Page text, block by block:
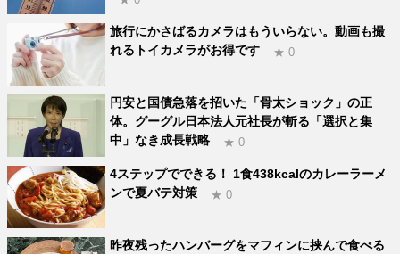
旅行にかさばるカメラはもういらない。動画も撮
れるトイカメラがお得です
★ 0
円安と国債急落を招いた「骨太ショック」の正
体。グーグル日本法人元社長が斬る「選択と集
中」なき成長戦略
★ 0
4ステップでできる！ 1食438kcalのカレーラーメ
ンで夏バテ対策
★ 0
昨夜残ったハンバーグをマフィンに挟んで食べる